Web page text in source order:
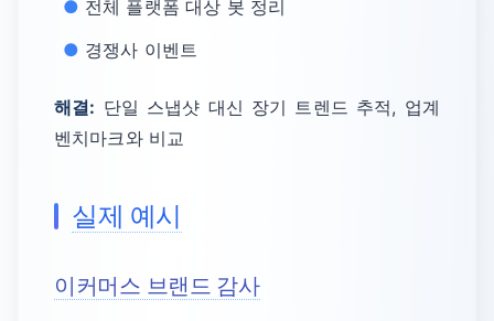
전체 플랫폼 대상 봇 정리
경쟁사 이벤트
해결: 단일 스냅샷 대신 장기 트렌드 추적, 업계
벤치마크와 비교
실제 예시
이커머스 브랜드 감사